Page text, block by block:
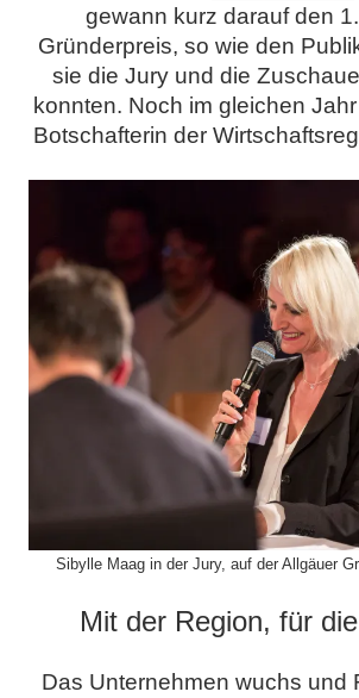
gewann kurz darauf den
Gründerpreis, so wie den
sie die Jury und die
konnten. Noch im gleichen
Botschafterin der
Sibylle Maag in der Jury, auf der Allgäuer
Mit der Region, für
Das Unternehmen wuchs und